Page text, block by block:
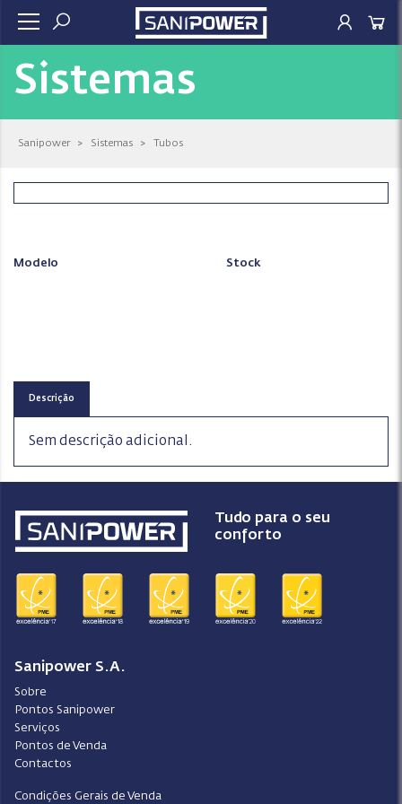
Sistemas
Sanipower > Sistemas > Tubos
Modelo Stock
Descrição
Sem descrição adicional.
Tudo para o seu
conforto
Sanipower S.A.
Sobre
Pontos Sanipower
Serviços
Pontos de Venda
Contactos
Condições Gerais de Venda